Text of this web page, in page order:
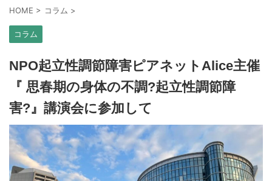
HOME > コラム >
コラム
NPO起立性調節障害ピアネットAlice主催
『 思春期の身体の不調?起立性調節障
害?』講演会に参加して